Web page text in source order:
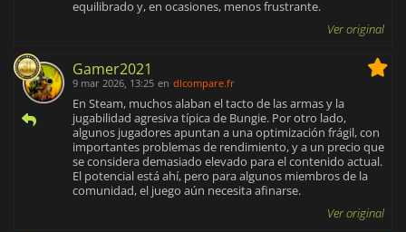
equilibrado y, en ocasiones, menos frustrante.
Ver original
Gamer2021
9 mar 2026, 13:25 en dlcompare.fr
En Steam, muchos alaban el tacto de las armas y la
jugabilidad agresiva típica de Bungie. Por otro lado,
algunos jugadores apuntan a una optimización frágil, con
importantes problemas de rendimiento, y a un precio que
se considera demasiado elevado para el contenido actual.
El potencial está ahí, pero para algunos miembros de la
comunidad, el juego aún necesita afinarse.
Ver original